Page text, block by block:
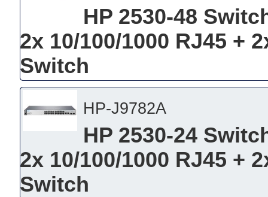
HP 2530-48
2x 10/100/1000 RJ45 +
Switch
HP-J9782A
HP 2530-24
2x 10/100/1000 RJ45 +
Switch